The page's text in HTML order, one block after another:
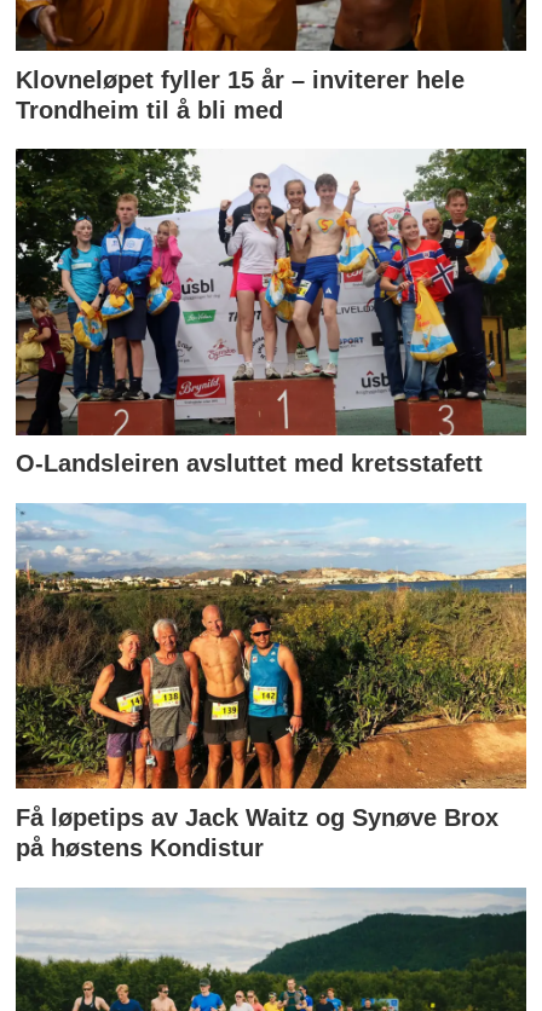
Klovneløpet fyller 15 år – inviterer hele
Trondheim til å bli med
O-Landsleiren avsluttet med kretsstafett
Få løpetips av Jack Waitz og Synøve Brox
på høstens Kondistur